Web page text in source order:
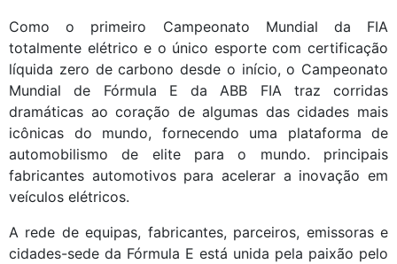
Como o primeiro Campeonato Mundial da FIA
totalmente elétrico e o único esporte com certificação
líquida zero de carbono desde o início, o Campeonato
Mundial de Fórmula E da ABB FIA traz corridas
dramáticas ao coração de algumas das cidades mais
icônicas do mundo, fornecendo uma plataforma de
automobilismo de elite para o mundo. principais
fabricantes automotivos para acelerar a inovação em
veículos elétricos.
A rede de equipas, fabricantes, parceiros, emissoras e
cidades-sede da Fórmula E está unida pela paixão pelo